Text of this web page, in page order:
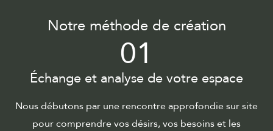
Notre méthode de création
01
Échange et analyse de votre espace
Nous débutons par une rencontre approfondie sur site
pour comprendre vos désirs, vos besoins et les